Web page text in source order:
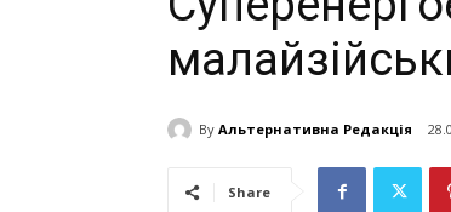
By Альтернативна Редакція
Share